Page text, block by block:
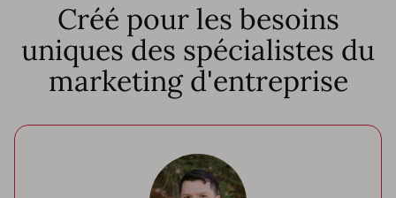
Créé pour les besoins
uniques des spécialistes du
marketing d'entreprise